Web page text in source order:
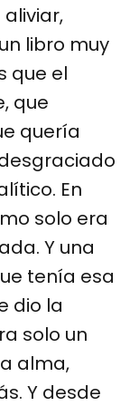
libro muy
que el
que
quería
En
solo era
Y una
tenía esa
dio la
solo un
alma,
Y desde